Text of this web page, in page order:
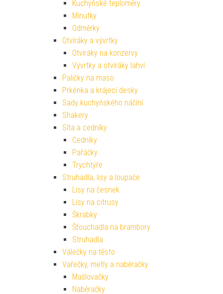
Kuchyňské teploměry
Minutky
Odměrky
Otvíráky a vývrtky
Otvíráky na konzervy
Vývrtky a otvíráky lahví
Paličky na maso
Prkénka a krájecí desky
Sady kuchyňského náčíní
Shakery
Síta a cedníky
Cedníky
Pařáčky
Trychtýře
Struhadla, lisy a loupače
Lisy na česnek
Lisy na citrusy
Škrabky
Šťouchadla na brambory
Struhadla
Válečky na těsto
Vařečky, metly a naběračky
Mašlovačky
Naběračky